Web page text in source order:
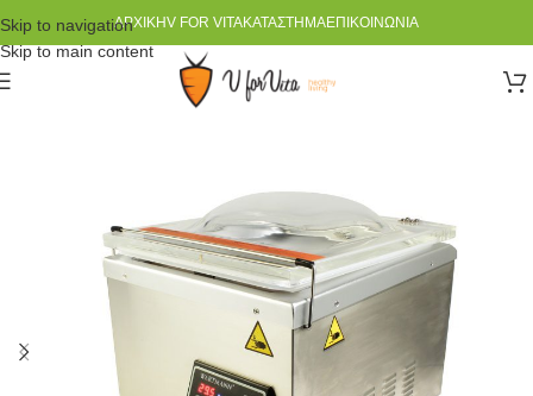
Skip to navigation
Skip to main content
ΑΡΧΙΚΉV FOR VITAΚΑΤΆΣΤΗΜΑΕΠΙΚΟΙΝΩΝΊΑ